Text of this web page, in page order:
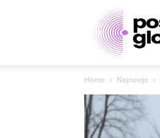
Poslovni
portal
Home Najnovije